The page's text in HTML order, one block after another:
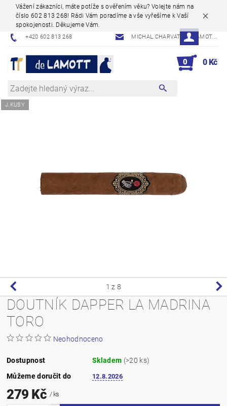
Vážení zákazníci, máte potíže s ověřením věku? Volejte nám na
číslo 602 813 268! Rádi Vám poradíme a vše vyřešíme k Vaší
spokojenosti. Děkujeme Vám.
+420 602 813 268 MICHAL.CHARVAT@DELAMOT.CZ
0 0 Kč
J.KUSY
1 z 8
DOUTNÍK DAPPER LA MADRINA
TORO
Neohodnoceno
Dostupnost Skladem (>20 ks)
Můžeme doručit do
12.8.2026
279 Kč / ks